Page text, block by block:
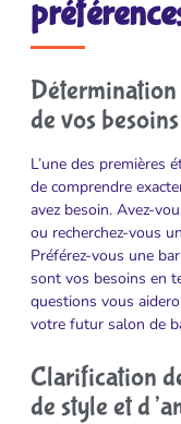
de vos
L’une des premières
de comprendre
avez besoin. Avez-
ou recherchez-vous
Préférez-vous une
sont vos besoins en
questions vous
votre futur salon de
Clarification
de style et